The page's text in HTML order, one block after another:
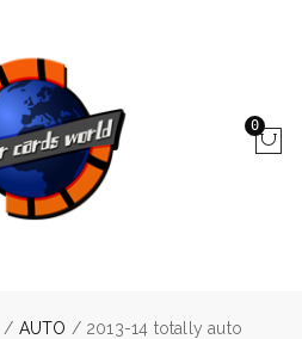
0
/ AUTO / 2013-14 totally auto